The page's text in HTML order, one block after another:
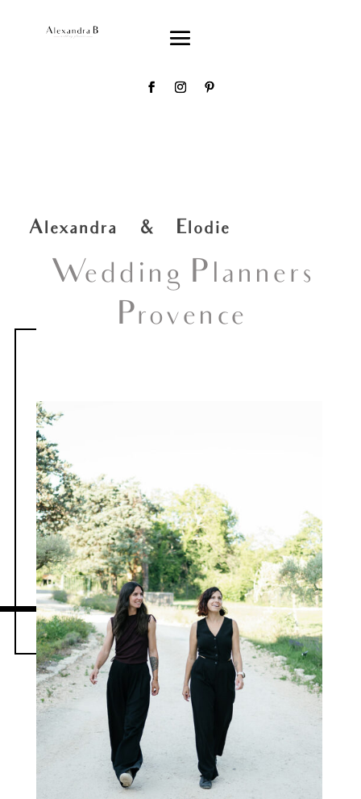
Alexandra & Elodie
Wedding Planners
Provence